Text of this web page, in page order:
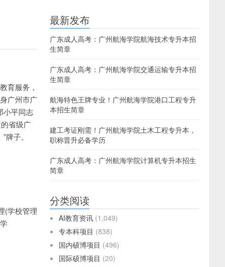
育服务，
广州市广
小平同志
省级广
子。
(学校管理
最新发布
广东成人高考：广州航海学院航海技术专升本招
生简章
广东成人高考：广州航海学院交通运输专升本招
生简章
航海特色王牌专业！广州航海学院港口工程专升
本招生简章
建工考证刚需！广州航海学院土木工程专升本，
职称晋升必备学历
广东成人高考：广州航海学院计算机专升本招生
简章
分类阅读
AI教育资讯 (1,049)
专本科项目 (838)
国内硕博项目 (496)
国际硕博项目 (20)